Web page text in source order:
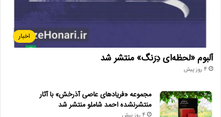
اخبار
آلبوم «لحظه‌ای دِرَنگ» منتشر شد
4 روز پیش
مجموعه «فریادهای عاصی آذرخش» با آثار
منتشرنشده احمد شاملو منتشر شد